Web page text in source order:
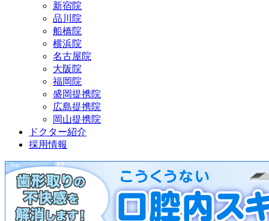
新宿院
品川院
船橋院
横浜院
名古屋院
大阪院
福岡院
盛岡提携院
広島提携院
岡山提携院
ドクター紹介
採用情報